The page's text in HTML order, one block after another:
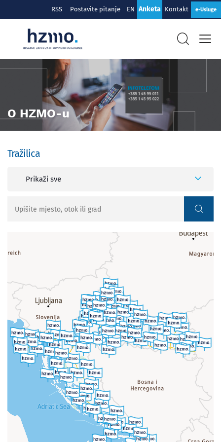
RSS Postavite pitanje EN Anketa Kontakt e-Usluge
O HZMO-u
Tražilica
Prikaži sve